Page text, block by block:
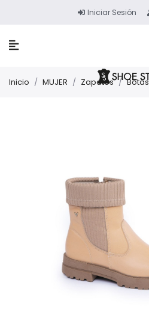
Iniciar Sesión
Inicio / MUJER / Zapatos / Botas